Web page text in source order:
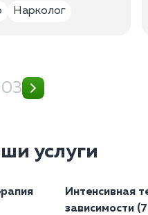
Нарколог
услуги
Интенсивная
зависимости